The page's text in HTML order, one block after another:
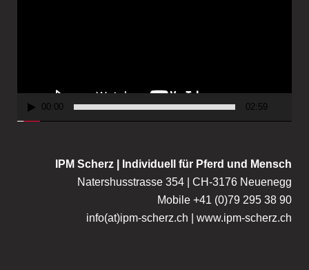
y
00:00 02:59
IPM Scherz | Individuell für Pferd und Mensch
Natershusstrasse 354 | CH-3176 Neuenegg
Mobile +41 (0)79 295 38 90
info(at)ipm-scherz.ch | www.ipm-scherz.ch